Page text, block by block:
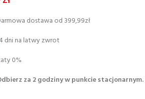
dostawa od 399,99zł
dni na latwy zwrot
0%
za 2 godziny w punkcie stacjonarnym.